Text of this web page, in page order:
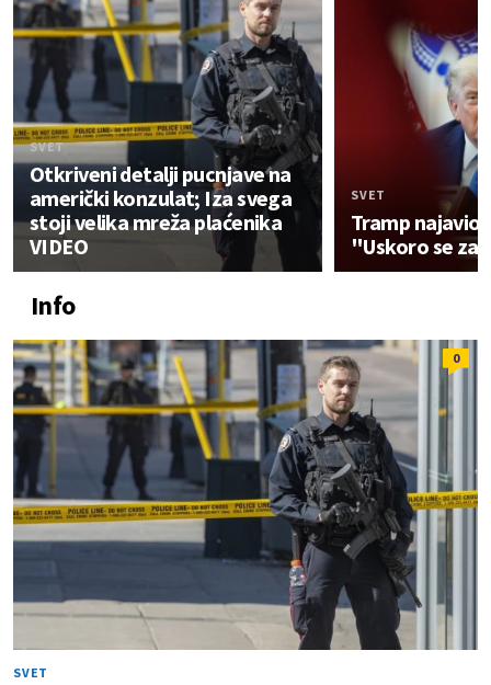
SVET
Otkriveni detalji pucnjave na
američki konzulat; Iza svega
stoji velika mreža plaćenika
VIDEO
SVET
Tramp najavio
"Uskoro se
Info
0
SVET